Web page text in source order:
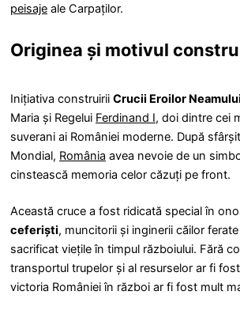
peisaje ale Carpaților.
Originea și motivul
Inițiativa construirii Crucii Eroilor Neamului
Maria și Regelui Ferdinand I, doi dintre cei
suverani ai României moderne. După
Mondial, România avea nevoie de un
cinstească memoria celor căzuți pe front.
Această cruce a fost ridicată special în
ceferiști, muncitorii și inginerii căilor
sacrificat viețile în timpul războiului. Fără
transportul trupelor și al resurselor ar fi
victoria României în război ar fi fost mult